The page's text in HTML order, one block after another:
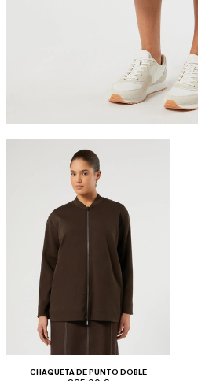
CHAQUETA DE PUNTO DOBLE